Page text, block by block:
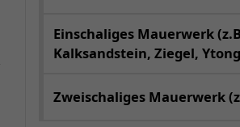
Einschaliges Mauerwerk
Kalksandstein, Ziegel,
Zweischaliges Mauerwerk